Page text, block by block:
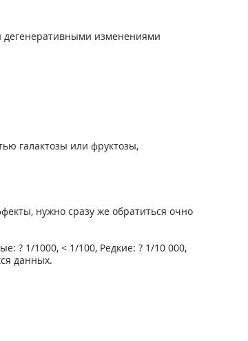
изменениями
галактозы или фруктозы,
нужно сразу же обратиться очно
? 1/1000, < 1/100, Редкие: ? 1/10 000,
данных.